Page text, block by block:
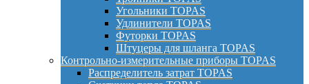
Угольники TOPAS
Удлинители TOPAS
Футорки TOPAS
Штуцеры для шланга TOPAS
Контрольно-измерительные приборы TOPAS
Распределитель затрат TOPAS